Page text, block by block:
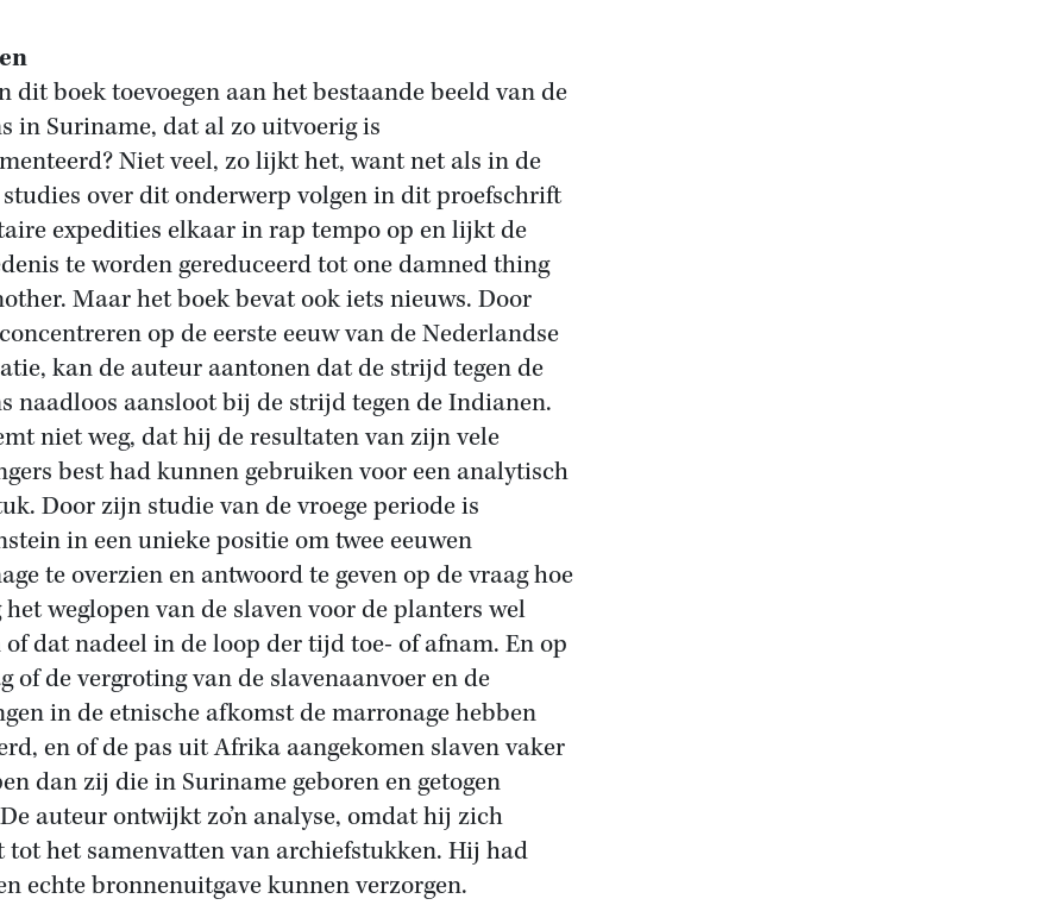
dit boek toevoegen aan het bestaande beeld van de
in Suriname, dat al zo uitvoerig is
Niet veel, zo lijkt het, want net als in de
studies over dit onderwerp volgen in dit proefschrift
expedities elkaar in rap tempo op en lijkt de
te worden gereduceerd tot one damned thing
Maar het boek bevat ook iets nieuws. Door
op de eerste eeuw van de Nederlandse
kan de auteur aantonen dat de strijd tegen de
naadloos aansloot bij de strijd tegen de Indianen.
niet weg, dat hij de resultaten van zijn vele
best had kunnen gebruiken voor een analytisch
Door zijn studie van de vroege periode is
in een unieke positie om twee eeuwen
te overzien en antwoord te geven op de vraag hoe
weglopen van de slaven voor de planters wel
of dat nadeel in de loop der tijd toe- of afnam. En op
of de vergroting van de slavenaanvoer en de
in de etnische afkomst de marronage hebben
en of de pas uit Afrika aangekomen slaven vaker
dan zij die in Suriname geboren en getogen
auteur ontwijkt zo’n analyse, omdat hij zich
tot het samenvatten van archiefstukken. Hij had
echte bronnenuitgave kunnen verzorgen.